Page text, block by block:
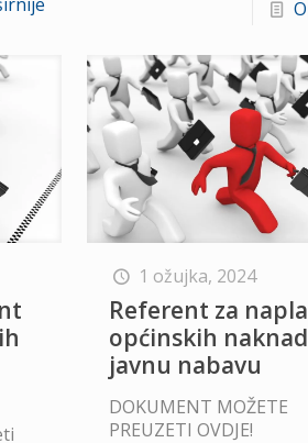
1 ožujka, 2024
Referent za
općinskih
javnu nabavu
DOKUMENT MOŽETE
PREUZETI OVDJE!